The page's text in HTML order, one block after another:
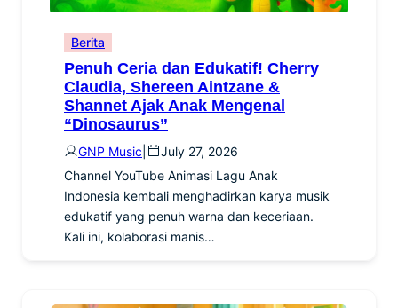
Berita
Penuh Ceria dan Edukatif! Cherry
Claudia, Shereen Aintzane &
Shannet Ajak Anak Mengenal
“Dinosaurus”
GNP Music
July 27, 2026
Channel YouTube Animasi Lagu Anak
Indonesia kembali menghadirkan karya musik
edukatif yang penuh warna dan keceriaan.
Kali ini, kolaborasi manis…